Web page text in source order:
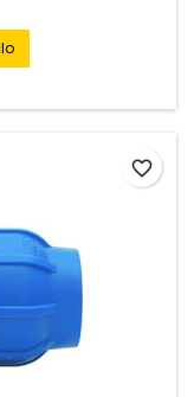
favorite_border